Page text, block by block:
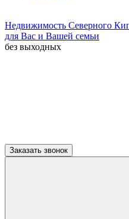
Недвижимость Северного
для Вас и Вашей семьи
без выходных
Заказать звонок